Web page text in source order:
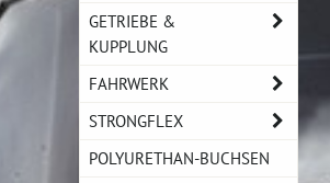
GETRIEBE &
KUPPLUNG
FAHRWERK
STRONGFLEX
POLYURETHAN-BUCHSEN